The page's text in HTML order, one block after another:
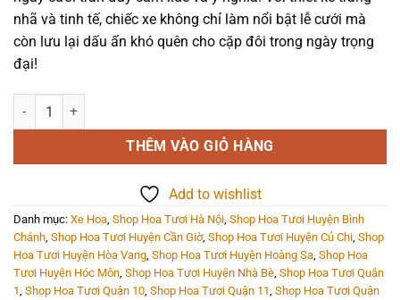
nhã và tinh tế, chiếc xe không chỉ làm nổi bật lễ cưới mà
còn lưu lại dấu ấn khó quên cho cặp đôi trong ngày trọng
đại!
Xe hoa - Xe hoa 8 - 1418 số lượng
THÊM VÀO GIỎ HÀNG
Add to wishlist
Danh mục: Xe Hoa Shop Hoa Tươi Hà Nội Shop Hoa Tươi Huyện Bình
Chánh Shop Hoa Tươi Huyện Cần Giờ, Shop Hoa Tươi Huyện Củ Chi Shop
Hoa Tươi Huyện Hòa Vang Shop Hoa Tươi Huyện Hoàng Sa Shop Hoa
Tươi Huyện Hóc Môn Shop Hoa Tươi Huyện Nhà Bè Shop Hoa Tươi Quận
1 Shop Hoa Tươi Quận 10 Shop Hoa Tươi Quận 11 Shop Hoa Tươi Quận